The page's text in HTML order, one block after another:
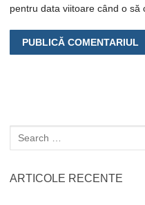
pentru data viitoare când o să
Caută
după:
ARTICOLE RECENTE